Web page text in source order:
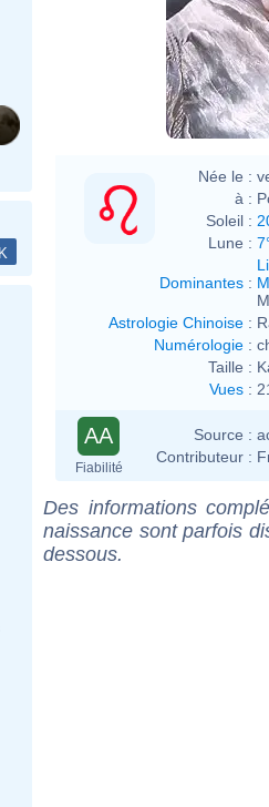
Née le :
à :
Soleil :
Lune :
Dominantes :
Astrologie Chinoise :
Numérologie :
Taille :
Vues :
AA
Fiabilité
Source :
Contributeur :
Des informations
naissance sont parfois
dessous.